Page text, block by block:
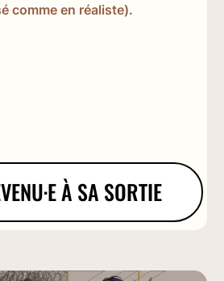
comme en réaliste).
À SA SORTIE